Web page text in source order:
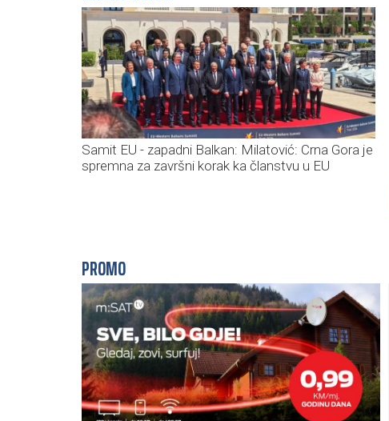
Samit EU - zapadni Balkan: Milatović: Crna Gora je
spremna za završni korak ka članstvu u EU
PROMO